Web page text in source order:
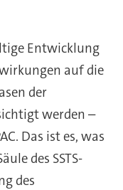
Entwicklung
auf die
der
werden –
Das ist es, was
des SSTS-
des